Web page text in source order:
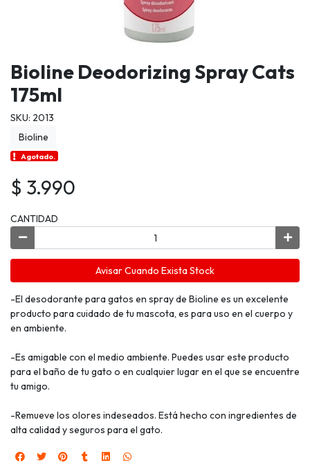
Bioline Deodorizing Spray Cats
175ml
SKU: 2013
Bioline
Agotado.
$ 3.990
CANTIDAD
Avisar Cuando Exista Stock
-El desodorante para gatos en spray de Bioline es un excelente
producto para cuidado de tu mascota, es para uso en el cuerpo y
en ambiente.
-Es amigable con el medio ambiente. Puedes usar este producto
para el baño de tu gato o en cualquier lugar en el que se encuentre
tu amigo.
-Remueve los olores indeseados. Está hecho con ingredientes de
alta calidad y seguros para el gato.